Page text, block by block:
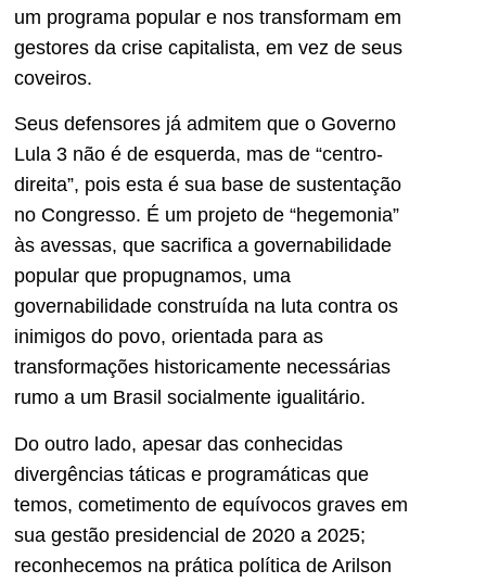
um programa popular e nos transformam em
gestores da crise capitalista, em vez de seus
coveiros.
Seus defensores já admitem que o Governo
Lula 3 não é de esquerda, mas de “centro-
direita”, pois esta é sua base de sustentação
no Congresso. É um projeto de “hegemonia”
às avessas, que sacrifica a governabilidade
popular que propugnamos, uma
governabilidade construída na luta contra os
inimigos do povo, orientada para as
transformações historicamente necessárias
rumo a um Brasil socialmente igualitário.
Do outro lado, apesar das conhecidas
divergências táticas e programáticas que
temos, cometimento de equívocos graves em
sua gestão presidencial de 2020 a 2025;
reconhecemos na prática política de Arilson